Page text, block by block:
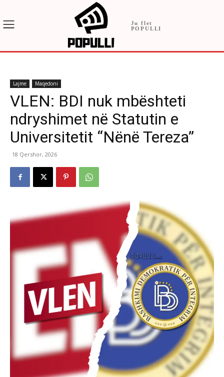
Ju flet
POPULLI
Lajme Maqedoni
VLEN: BDI nuk mbështeti
ndryshimet në Statutin e
Universitetit “Nënë Tereza”
18 Qershor, 2026